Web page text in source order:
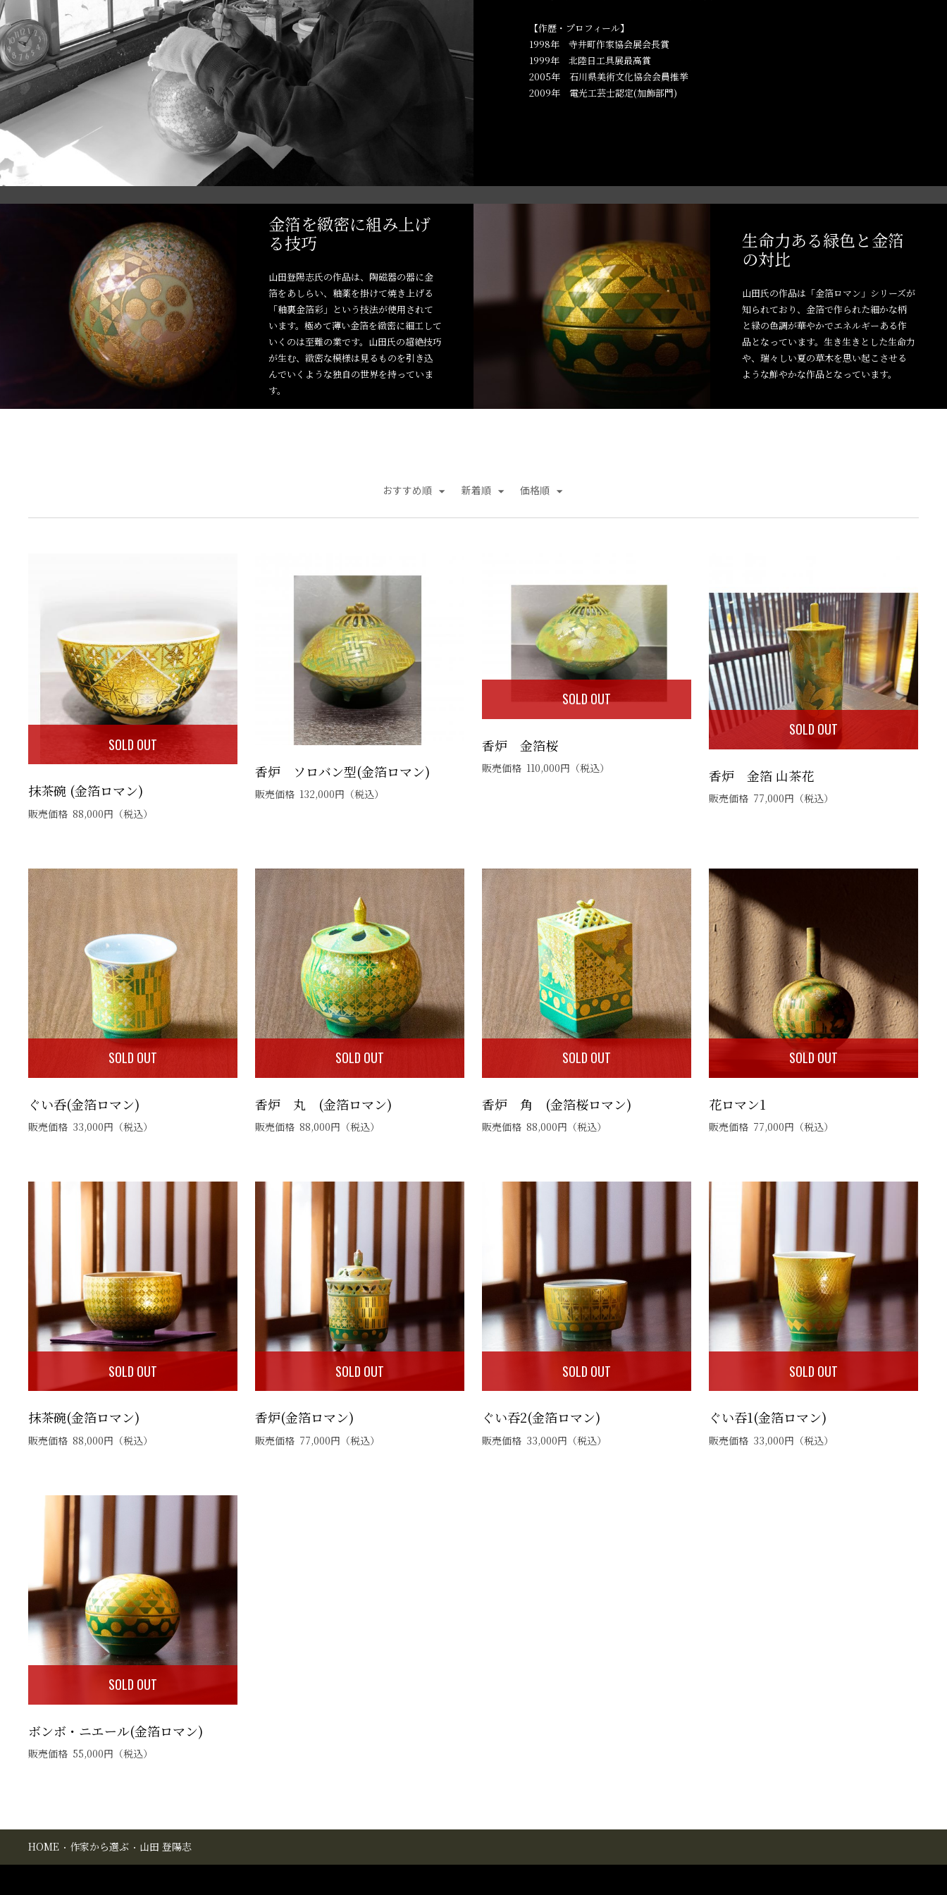
【作歴・プロフィール】
1998年 寺井町作家協会展会長賞
1999年 北陸日工具展最高賞
2005年 石川県美術文化協会会員推挙
2009年 電光工芸士認定(加飾部門)
金箔を緻密に組み上げ
る技巧
山田登陽志氏の作品は、陶磁器の器に金
箔をあしらい、釉薬を掛けて焼き上げる
「釉裏金箔彩」という技法が使用されて
います。極めて薄い金箔を緻密に細工して
いくのは至難の業です。山田氏の超絶技巧
が生む、緻密な模様は見るものを引き込
んでいくような独自の世界を持っていま
す。
生命力ある緑色と金箔
の対比
山田氏の作品は「金箔ロマン」シリーズが
知られており、金箔で作られた細かな柄
と緑の色調が華やかでエネルギーある作
品となっています。生き生きとした生命力
や、瑞々しい夏の草木を思い起こさせる
ような鮮やかな作品となっています。
おすすめ順 新着順 価格順
SOLD OUT
抹茶碗 (金箔ロマン)
販売価格 88,000円 （税込）
香炉 ソロバン型(金箔ロマン)
販売価格 132,000円 （税込）
SOLD OUT
香炉 金箔桜
販売価格 110,000円 （税込）
SOLD OUT
香炉 金箔 山茶花
販売価格 77,000円 （税込）
SOLD OUT
ぐい呑(金箔ロマン)
販売価格 33,000円 （税込）
SOLD OUT
香炉 丸 (金箔ロマン)
販売価格 88,000円 （税込）
SOLD OUT
香炉 角 (金箔桜ロマン)
販売価格 88,000円 （税込）
SOLD OUT
花ロマン1
販売価格 77,000円 （税込）
SOLD OUT
抹茶碗(金箔ロマン)
販売価格 88,000円 （税込）
SOLD OUT
香炉(金箔ロマン)
販売価格 77,000円 （税込）
SOLD OUT
ぐい吞2(金箔ロマン)
販売価格 33,000円 （税込）
SOLD OUT
ぐい吞1(金箔ロマン)
販売価格 33,000円 （税込）
SOLD OUT
ボンボ・ニエール(金箔ロマン)
販売価格 55,000円 （税込）
HOME 作家から選ぶ 山田 登陽志